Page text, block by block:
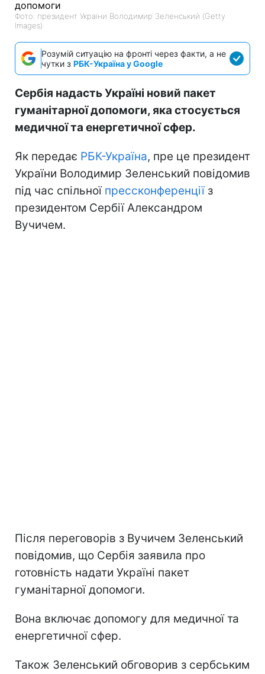
Фото: президент України Володимир Зеленський (Getty
Images)
Розумій ситуацію на фронті через факти, а не
чутки з РБК-Україна у Google
Сербія надасть Україні новий пакет
гуманітарної допомоги, яка стосується
медичної та енергетичної сфер.
Як передає РБК-Україна, пре це президент
України Володимир Зеленський повідомив
під час спільної прессконференціїз
президентом Сербії Александром
Вучичем.
Після переговорів з Вучичем Зеленський
повідомив, що Сербія заявила про
готовність надати Україні пакет
гуманітарної допомоги.
Вона включає допомогу для медичної та
енергетичної сфер.
Також Зеленський обговорив з сербським